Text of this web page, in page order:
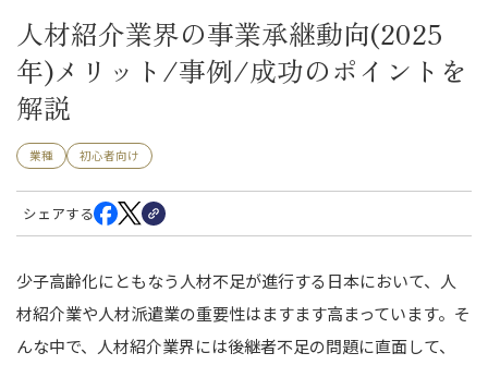
人材紹介業界の事業承継動向(2025
年)メリット/事例/成功のポイントを
解説
業種 初心者向け
シェアする
少子高齢化にともなう人材不足が進行する日本において、人
材紹介業や人材派遣業の重要性はますます高まっています。そ
んな中で、人材紹介業界には後継者不足の問題に直面して、